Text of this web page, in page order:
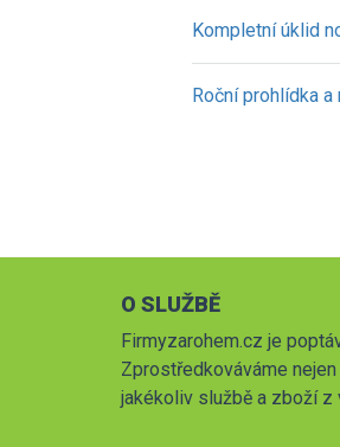
Kompletní úklid
Roční prohlídka
O SLUŽBĚ
Firmyzarohem.cz je
Zprostředkováváme
jakékoliv službě a zboží z